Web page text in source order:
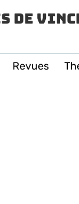
Revues